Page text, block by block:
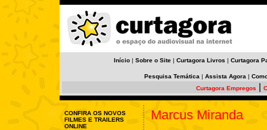
Início | Sobre o Site | Curtagora Livros | Curtagora
Pesquisa Temática | Assista Agora |
Curtagora Empregos
CONFIRA OS NOVOS
FILMES E TRAILERS
ONLINE
Marcus Miranda